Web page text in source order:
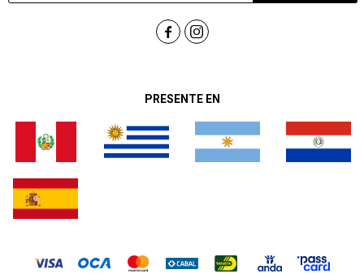
PRESENTE EN
 